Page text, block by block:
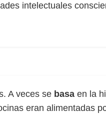
intelectuales
A veces se basa en la
eran alimentadas